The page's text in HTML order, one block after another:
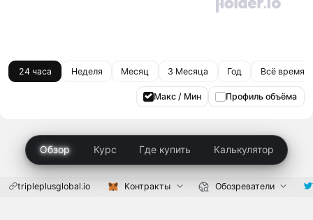
24 часа Неделя Месяц 3 Месяца Год Всё время
Макс / Мин Профиль объёма
Обзор Курс Где купить Калькулятор
tripleplusglobal.io Контракты Обозреватели